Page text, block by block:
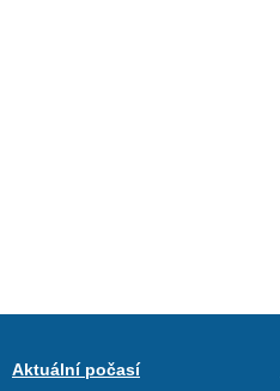
Aktuální počasí